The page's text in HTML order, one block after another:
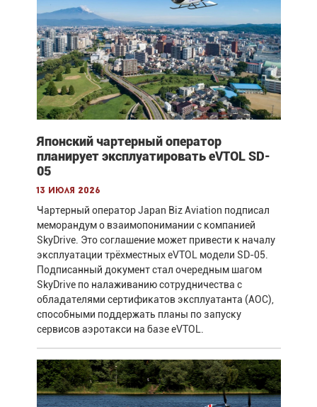
Японский чартерный оператор
планирует эксплуатировать eVTOL SD-
05
13 июля 2026
Чартерный оператор Japan Biz Aviation подписал
меморандум о взаимопонимании с компанией
SkyDrive. Это соглашение может привести к началу
эксплуатации трёхместных eVTOL модели SD-05.
Подписанный документ стал очередным шагом
SkyDrive по налаживанию сотрудничества с
обладателями сертификатов эксплуатанта (AOC),
способными поддержать планы по запуску
сервисов аэротакси на базе eVTOL.